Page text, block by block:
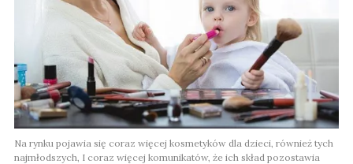
Na rynku pojawia się coraz więcej kosmetyków dla dzieci, również tych
najmłodszych, I coraz więcej komunikatów, że ich skład pozostawia